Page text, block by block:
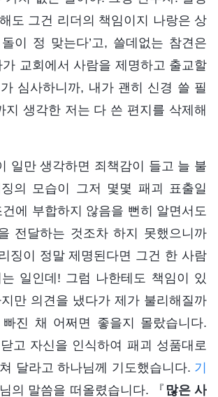
도 그건 리더의 책임이지 나랑은 상
이 정 맞는다’고, 쓸데없는 참견은
교회에서 사람을 제명하고 출교할
심사하니까, 내가 괜히 신경 쓸 필
지 생각한 저는 다 쓴 편지를 삭제해
일만 생각하면 죄책감이 들고 늘 불
의 모습이 그저 몇몇 패괴 표출일
에 부합하지 않음을 뻔히 알면서도
전달하는 것조차 하지 못했으니까
징이 정말 제명된다면 그건 한 사람
일인데! 그럼 나한테도 책임이 있
만 의견을 냈다가 제가 불리해질까
진 채 어쩌면 좋을지 몰랐습니다.
고 자신을 인식하여 패괴 성품대로
달라고 하나님께 기도했습니다. 기
의 말씀을 떠올렸습니다. 『 많은 사